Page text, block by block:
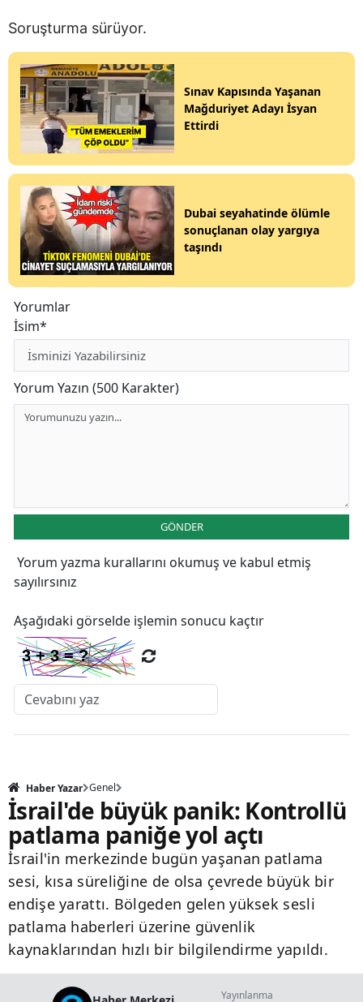
Soruşturma sürüyor.
Sınav Kapısında Yaşanan
Mağduriyet Adayı İsyan
Ettirdi
Dubai seyahatinde ölümle
sonuçlanan olay yargıya
taşındı
Yorumlar
İsim*
Yorum Yazın (500 Karakter)
GÖNDER
Yorum yazma kurallarını okumuş ve kabul etmiş
sayılırsınız
Aşağıdaki görselde işlemin sonucu kaçtır
Haber Yazar Genel
İsrail'de büyük panik: Kontrollü
patlama paniğe yol açtı
İsrail'in merkezinde bugün yaşanan patlama
sesi, kısa süreliğine de olsa çevrede büyük bir
endişe yarattı. Bölgeden gelen yüksek sesli
patlama haberleri üzerine güvenlik
kaynaklarından hızlı bir bilgilendirme yapıldı.
Yayınlanma